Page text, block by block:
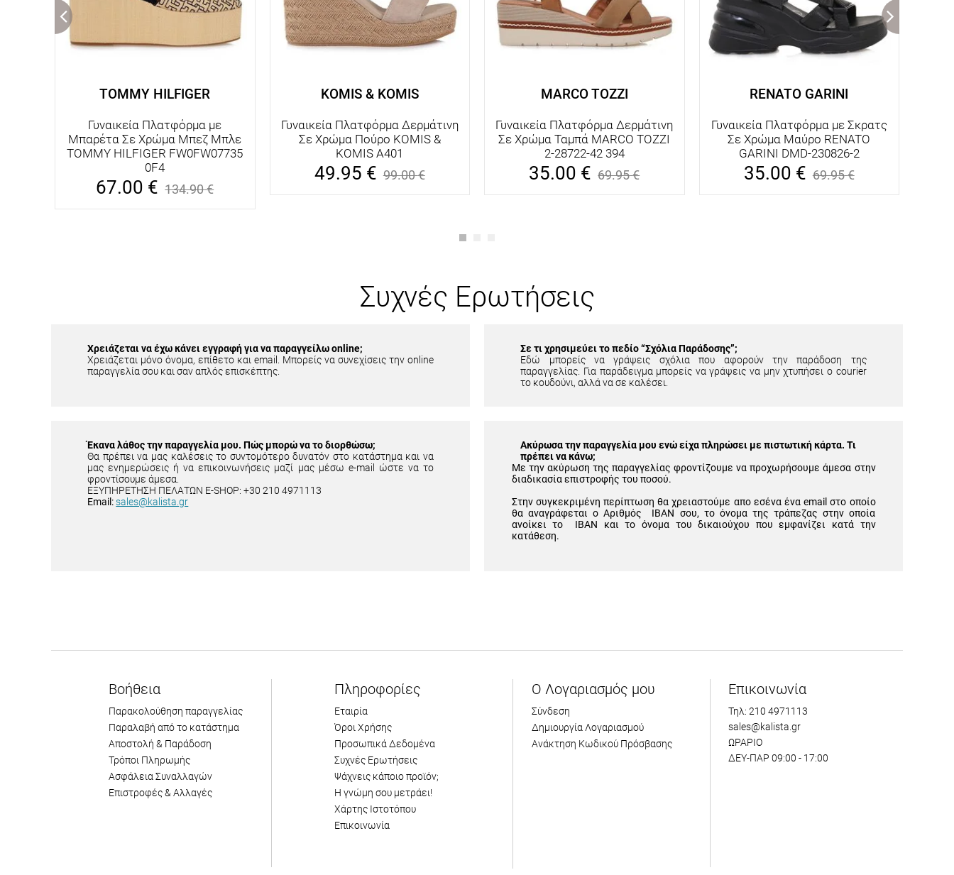
TOMMY HILFIGER
Γυναικεία Πλατφόρμα με
Μπαρέτα Σε Χρώμα Μπεζ Μπλε
TOMMY HILFIGER FW0FW07735
0F4
67.00 € 134.90€
KOMIS & KOMIS
Γυναικεία Πλατφόρμα Δερμάτινη
Σε Χρώμα Πούρο KOMIS &
KOMIS A401
49.95 € 99.00€
MARCO TOZZI
Γυναικεία Πλατφόρμα Δερμάτινη
Σε Χρώμα Ταμπά MARCO TOZZI
2-28722-42 394
35.00 € 69.95€
RENATO GARINI
Γυναικεία Πλατφόρμα με Σκρατς
Σε Χρώμα Μαύρο RENATO
GARINI DMD-230826-2
35.00 € 69.95€
Συχνές Ερωτήσεις
Χρειάζεται να έχω κάνει εγγραφή για να παραγγείλω online;
Χρειάζεται μόνο όνομα, επίθετο και email. Μπορείς να συνεχίσεις την online
παραγγελία σου και σαν απλός επισκέπτης.
Σε τι χρησιμεύει το πεδίο “Σχόλια Παράδοσης”;
Εδώ μπορείς να γράψεις σχόλια που αφορούν την παράδοση της
παραγγελίας. Για παράδειγμα μπορείς να γράψεις να μην χτυπήσει ο courier
το κουδούνι, αλλά να σε καλέσει.
Έκανα λάθος την παραγγελία μου. Πώς μπορώ να το διορθώσω;
Θα πρέπει να μας καλέσεις το συντομότερο δυνατόν στο κατάστημα και να
μας ενημερώσεις ή να επικοινωνήσεις μαζί μας μέσω e-mail ώστε να το
φροντίσουμε άμεσα.
ΕΞΥΠΗΡΕΤΗΣΗ ΠΕΛΑΤΩΝ E-SHOP: +30 210 4971113
Email: sales@kalista.gr
Ακύρωσα την παραγγελία μου ενώ είχα πληρώσει με πιστωτική κάρτα. Τι
πρέπει να κάνω;
Με την ακύρωση της παραγγελίας φροντίζουμε να προχωρήσουμε άμεσα στην
διαδικασία επιστροφής του ποσού.
Στην συγκεκριμένη περίπτωση θα χρειαστούμε απο εσένα ένα email στο οποίο
θα αναγράφεται ο Αριθμός IBAN σου, το όνομα της τράπεζας στην οποία
ανοίκει το IBAN και το όνομα του δικαιούχου που εμφανίζει κατά την
κατάθεση.
Βοήθεια
Παρακολούθηση παραγγελίας
Παραλαβή από το κατάστημα
Αποστολή & Παράδοση
Τρόποι Πληρωμής
Ασφάλεια Συναλλαγών
Επιστροφές & Αλλαγές
Πληροφορίες
Εταιρία
Όροι Χρήσης
Προσωπικά Δεδομένα
Συχνές Ερωτήσεις
Ψάχνεις κάποιο προϊόν;
Η γνώμη σου μετράει!
Χάρτης Ιστοτόπου
Επικοινωνία
Ο Λογαριασμός μου
Σύνδεση
Δημιουργία Λογαριασμού
Ανάκτηση Κωδικού Πρόσβασης
Επικοινωνία
Τηλ: 210 4971113
sales@kalista.gr
ΩΡΑΡΙΟ
ΔΕΥ-ΠΑΡ 09:00 - 17:00